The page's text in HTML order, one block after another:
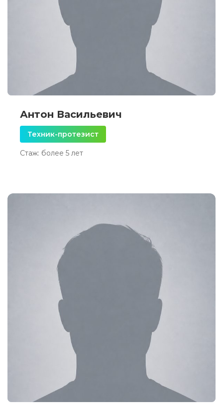
Антон Васильевич
Техник-протезист
Стаж: более 5 лет